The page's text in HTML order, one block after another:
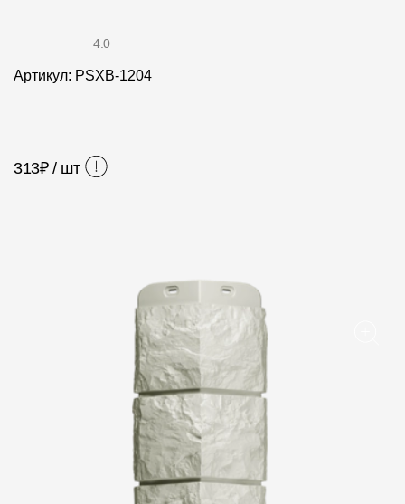
Софиты
Комплектующие для фасадов
Однослойная черепица
Ламинированная черепица
Комплектующие к кровле
Кровельная вентиляция
4.0
Артикул: PSXB-1204
313₽ / шт